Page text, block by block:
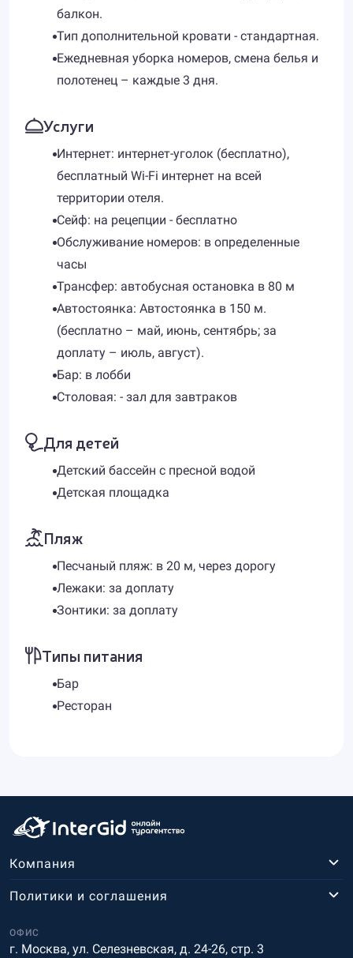
балкон.
Тип дополнительной кровати - стандартная.
Ежедневная уборка номеров, смена белья и
полотенец – каждые 3 дня.
Услуги
Интернет: интернет-уголок (бесплатно),
бесплатный Wi-Fi интернет на всей
территории отеля.
Сейф: на рецепции - бесплатно
Обслуживание номеров: в определенные
часы
Трансфер: автобусная остановка в 80 м
Автостоянка: Автостоянка в 150 м.
(бесплатно – май, июнь, сентябрь; за
доплату – июль, август).
Бар: в лобби
Столовая: - зал для завтраков
Для детей
Детский бассейн с пресной водой
Детская площадка
Пляж
Песчаный пляж: в 20 м, через дорогу
Лежаки: за доплату
Зонтики: за доплату
Типы питания
Бар
Ресторан
Компания
ОФИС
г. Москва, ул. Селезневская, д. 24-26, стр. 3
Политики и соглашения